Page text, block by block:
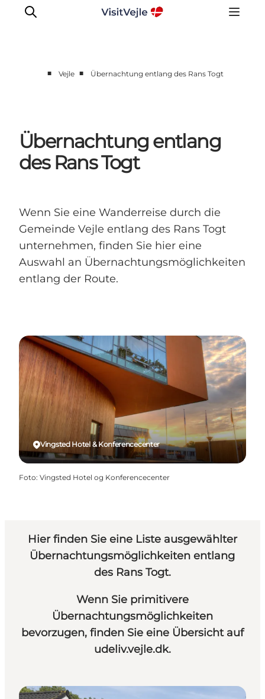
Reiseplanung
Inspiration
■ Vejle ■ Übernachtung entlang des Rans Togt
Übernachtung entlang
des Rans Togt
Wenn Sie eine Wanderreise durch die
Gemeinde Vejle entlang des Rans Togt
unternehmen, finden Sie hier eine
Auswahl an Übernachtungsmöglichkeiten
entlang der Route.
Vingsted Hotel & Konferencecenter
Foto: Vingsted Hotel og Konferencecenter
Hier finden Sie eine Liste ausgewählter
Übernachtungsmöglichkeiten entlang
des Rans Togt.
Wenn Sie primitivere
Übernachtungsmöglichkeiten
bevorzugen, finden Sie eine Übersicht auf
udeliv.vejle.dk.